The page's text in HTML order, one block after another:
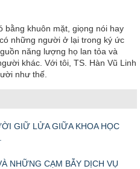
bằng khuôn mặt, giọng nói hay
những người ở lại trong ký ức
năng lượng họ lan tỏa và
khác. Với tôi, TS. Hàn Vũ Linh
như thế.
GIỮ LỬA GIỮA KHOA HỌC
NHỮNG CẠM BẪY DỊCH VỤ